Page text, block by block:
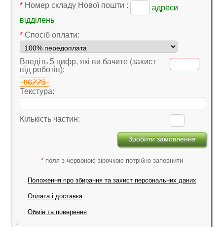
* Номер складу Нової пошти :
адреси
відділень
* Cпосіб оплати:
Введіть 5 цифр, які ви бачите (захист
від роботів):
Текстура:
Кількість частин:
* поля з червоною зірочкою потрібно заповнити
Положення про збирання та захист персональних даних
Оплата і доставка
Обмін та поверення